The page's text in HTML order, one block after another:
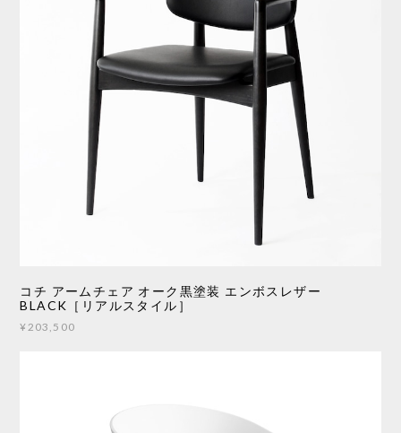
コチ アームチェア オーク黒塗装 エンボスレザー
BLACK［リアルスタイル］
¥203,500